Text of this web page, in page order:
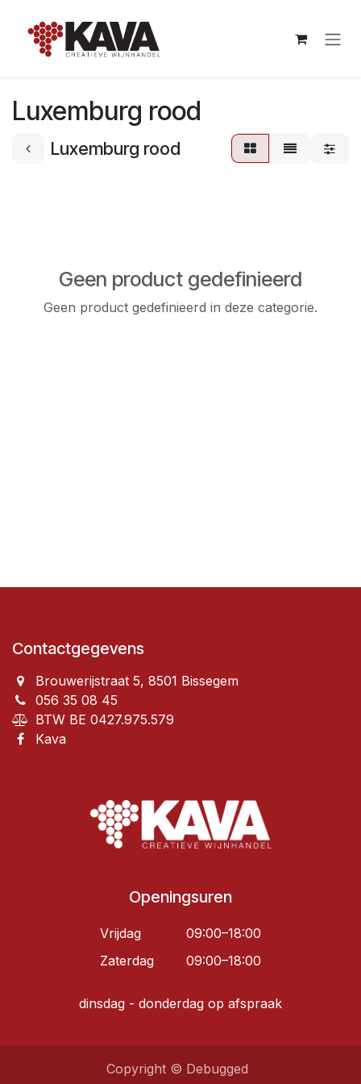
Luxemburg rood
Luxemburg rood
Geen product gedefinieerd
Geen product gedefinieerd in deze categorie.
Contactgegevens
Brouwerijstraat 5, 8501 Bissegem
056 35 08 45
BTW BE 0427.975.579
Kava
Openingsuren
Vrijdag
09:00–18:00
Zaterdag
09:00–18:00
dinsdag - donderdag op afspraak
Copyright © Debugged